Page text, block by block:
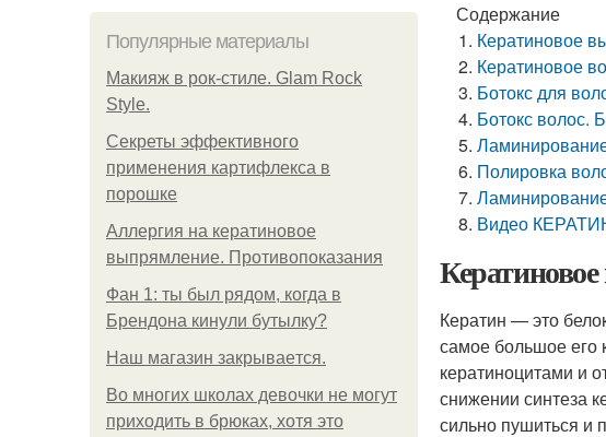
Популярные материалы
Макияж в рок-стиле. Glam Rock
Style.
Секреты эффективного
применения картифлекса в
порошке
Аллергия на кератиновое
выпрямление. Противопоказания
Фан 1: ты был рядом, когда в
Брендона кинули бутылку?
Нaш магaзин зaкрывaeтся.
Во многих школах девочки не могут
приходить в брюках, хотя это
Содержание
Кератиновое
Кератиновое
Ботокс для
Ботокс волос.
Полировка
Видео
Кератин — это
самое большое его
кератиноцитами и
снижении синтеза
сильно пушиться и